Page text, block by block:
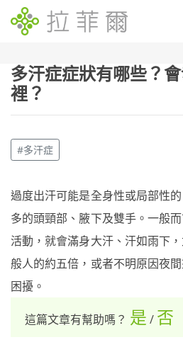
多汗症症狀有哪些？
裡？
#多汗症
過度出汗可能是全身性或局部性
多的頭頸部、腋下及雙手。一般
活動，就會滿身大汗、汗如雨下
般人的約五倍，或者不明原因夜
困擾。
這篇文章有幫助嗎？ 是 / 否